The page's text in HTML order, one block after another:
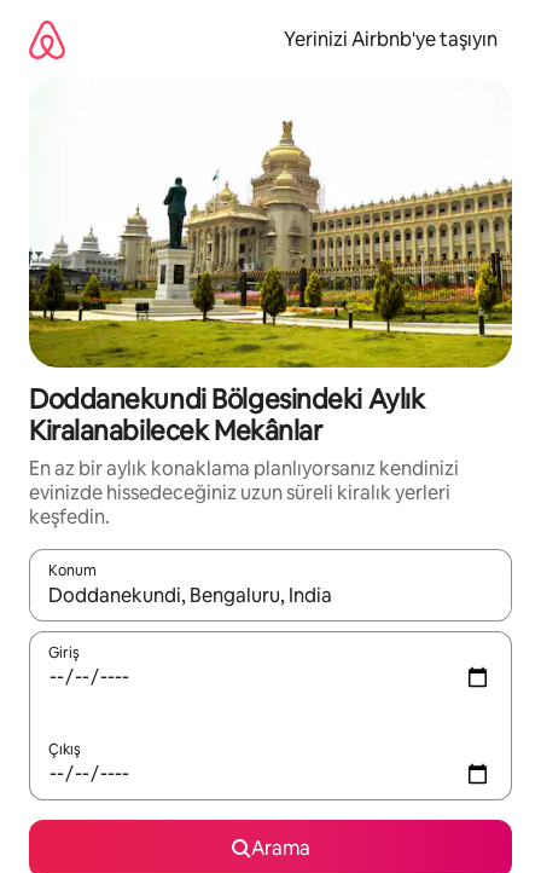
Yerinizi Airbnb'ye taşıyın
Doddanekundi Bölgesindeki Aylık
Kiralanabilecek Mekânlar
En az bir aylık konaklama planlıyorsanız kendinizi
evinizde hissedeceğiniz uzun süreli kiralık yerleri
keşfedin.
Konum
Sonuçlar kullanılabilir olduğunda yukarı ve aşağı oklarıyla
Giriş
Çıkış
Arama